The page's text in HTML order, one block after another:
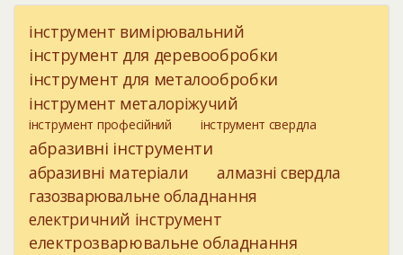
інструмент вимірювальний
інструмент для деревообробки
інструмент для металообробки
інструмент металоріжучий
інструмент професійний інструмент свердла
абразивні інструменти
абразивні матеріали
алмазні свердла
газозварювальне обладнання
електричний інструмент
електрозварювальне обладнання